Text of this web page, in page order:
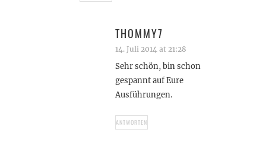
THOMMY7
14. Juli 2014 at 21:28
Sehr schön, bin schon
gespannt auf Eure
Ausführungen.
ANTWORTEN